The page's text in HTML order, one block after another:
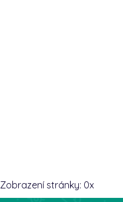
Zobrazení stránky: 0x